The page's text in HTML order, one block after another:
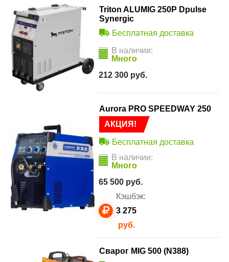
Triton ALUMIG 250P Dpulse
Synergic
Бесплатная доставка
В наличии:
Много
212 300 руб.
АКЦИЯ!
Aurora PRO SPEEDWAY 250
Бесплатная доставка
В наличии:
Много
65 500 руб.
Кэшбэк:
3 275
руб.
Сварог MIG 500 (N388)